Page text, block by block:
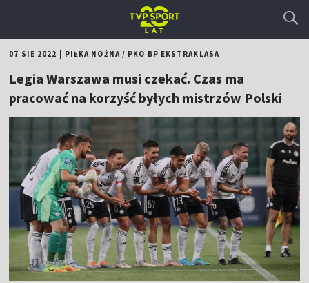
07 SIE 2022 PIŁKA NOŻNA/ PKO BP EKSTRAKLASA
Legia Warszawa musi czekać. Czas ma
pracować na korzyść byłych mistrzów Polski